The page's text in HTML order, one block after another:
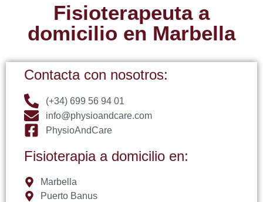
Fisioterapeuta a
domicilio en Marbella​
Contacta con nosotros:
(+34) 699 56 94 01
info@physioandcare.com
PhysioAndCare
Fisioterapia a domicilio en:
Marbella
Puerto Banus